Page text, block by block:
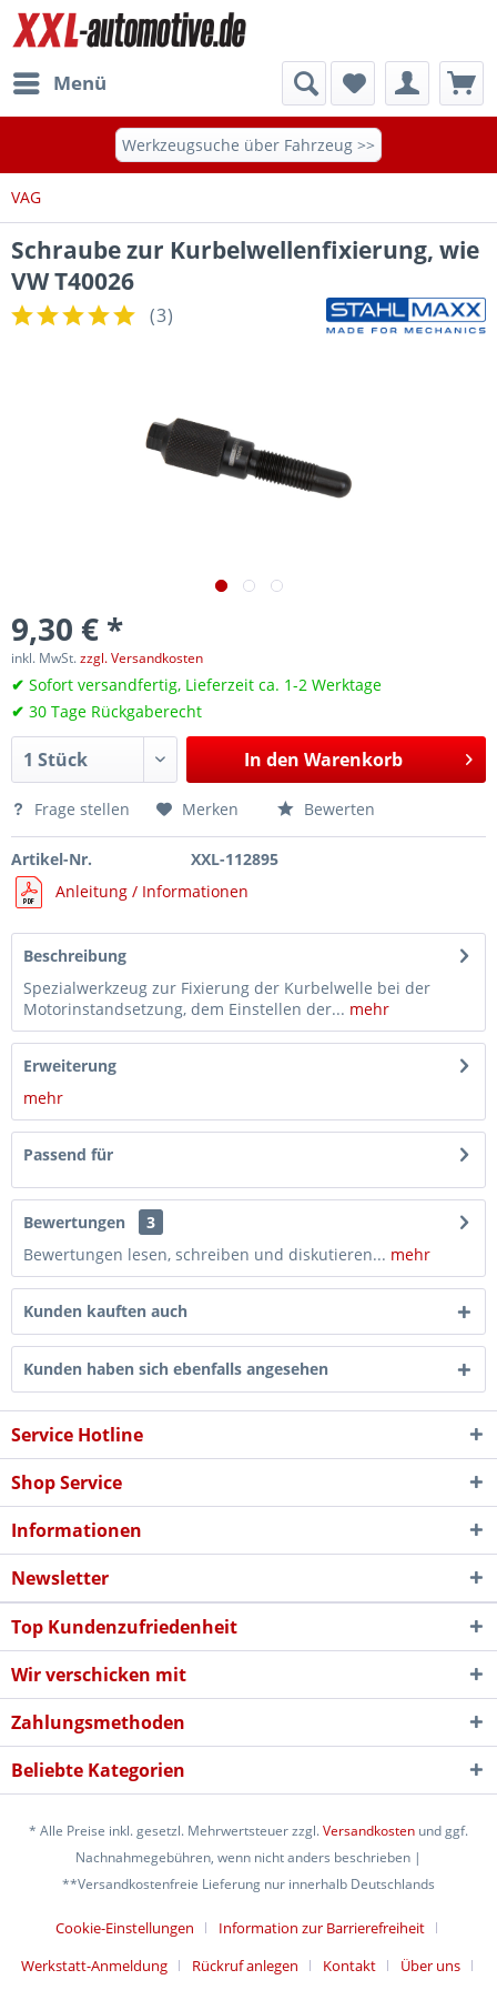
Menü
Werkzeugsuche über Fahrzeug >>
VAG
Schraube zur Kurbelwellenfixierung, wie
VW T40026
(3)
9,30 € *
inkl. MwSt.zzgl. Versandkosten
✔ Sofort versandfertig, Lieferzeit ca. 1-2 Werktage
✔ 30 Tage Rückgaberecht
In den Warenkorb
Frage stellen Merken Bewerten
Artikel-Nr.
XXL-112895
Anleitung / Informationen
Beschreibung
Spezialwerkzeug zur Fixierung der Kurbelwelle bei der
Motorinstandsetzung, dem Einstellen der... mehr
Erweiterung
mehr
Passend für
Bewertungen
3
Bewertungen lesen, schreiben und diskutieren... mehr
Kunden kauften auch
Kunden haben sich ebenfalls angesehen
Service Hotline
Shop Service
Informationen
Newsletter
Top Kundenzufriedenheit
Wir verschicken mit
Zahlungsmethoden
Beliebte Kategorien
* Alle Preise inkl. gesetzl. Mehrwertsteuer zzgl.Versandkosten und ggf.
Nachnahmegebühren, wenn nicht anders beschrieben |
**Versandkostenfreie Lieferung nur innerhalb Deutschlands
Cookie-Einstellungen
Information zur Barrierefreiheit
Werkstatt-Anmeldung
Rückruf anlegen Kontakt Über uns